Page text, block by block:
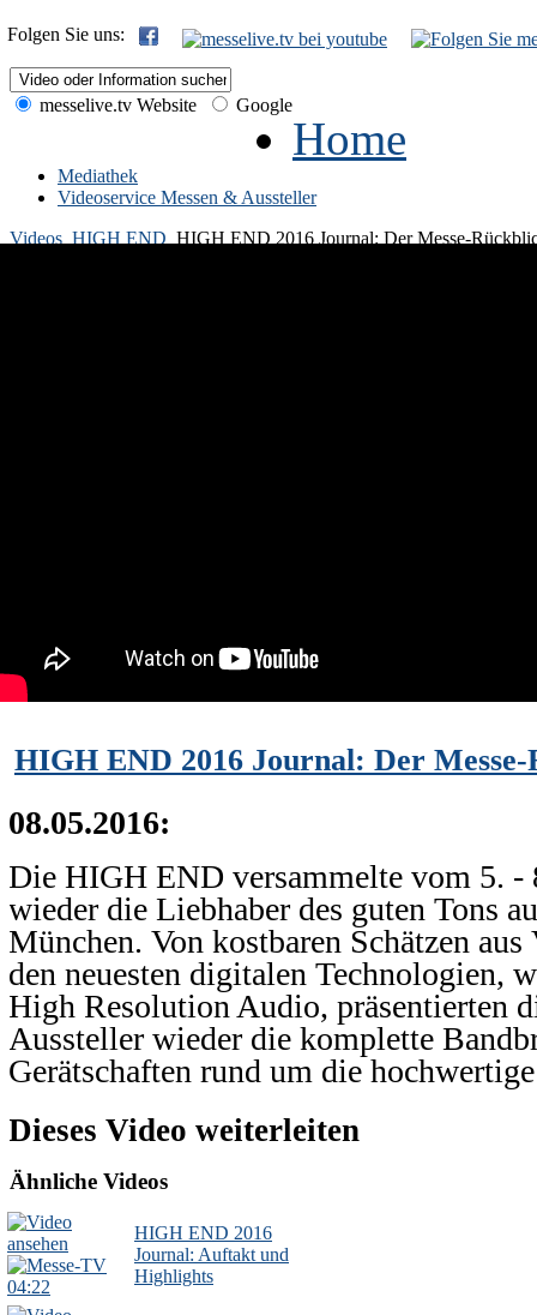
Folgen Sie uns:
messelive.tv Website Google
Home
Mediathek
Videoservice Messen & Aussteller
Videos HIGH END HIGH END 2016 Journal: Der Messe-
HIGH END 2016 Journal: Der
08.05.2016:
Die HIGH END versammelte vom 5. -
wieder die Liebhaber des guten Tons
München. Von kostbaren Schätzen
den neuesten digitalen Technologien,
High Resolution Audio, präsentierten
Aussteller wieder die komplette
Gerätschaften rund um die
Dieses Video weiterleiten
Ähnliche Videos
04:22
HIGH END 2016
Journal: Auftakt und
Highlights